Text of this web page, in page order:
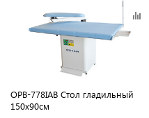
OPB-778IAB Стол гладильный
150x90см